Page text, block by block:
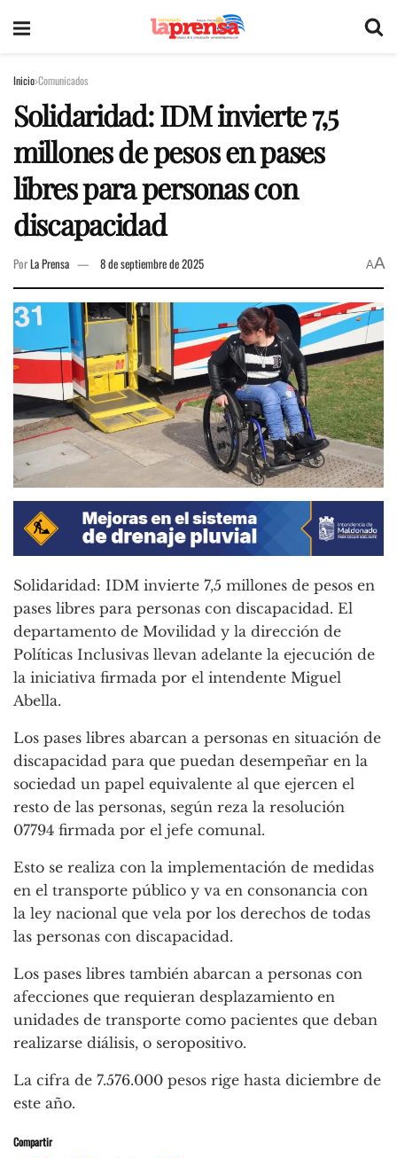
Inicio Comunicados
Solidaridad: IDM invierte 7,5
millones de pesos en pases
libres para personas con
discapacidad
PorLa Prensa 8 de septiembre de 2025 AA
Solidaridad: IDM invierte 7,5 millones de pesos en
pases libres para personas con discapacidad. El
departamento de Movilidad y la dirección de
Políticas Inclusivas llevan adelante la ejecución de
la iniciativa firmada por el intendente Miguel
Abella.
Los pases libres abarcan a personas en situación de
discapacidad para que puedan desempeñar en la
sociedad un papel equivalente al que ejercen el
resto de las personas, según reza la resolución
07794 firmada por el jefe comunal.
Esto se realiza con la implementación de medidas
en el transporte público y va en consonancia con
la ley nacional que vela por los derechos de todas
las personas con discapacidad.
Los pases libres también abarcan a personas con
afecciones que requieran desplazamiento en
unidades de transporte como pacientes que deban
realizarse diálisis, o seropositivo.
La cifra de 7.576.000 pesos rige hasta diciembre de
este año.
Compartir